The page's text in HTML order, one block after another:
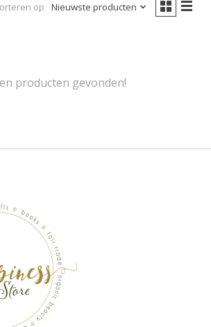
op Nieuwste producten
producten gevonden!